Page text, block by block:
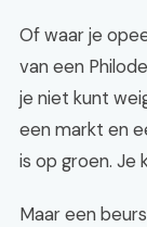
Of waar je
van een
je niet kunt
een markt en
is op groen. Je
Maar een